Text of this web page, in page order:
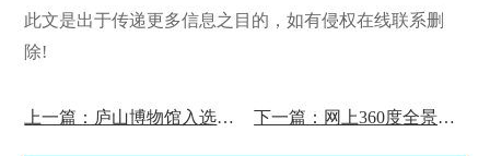
此文是出于传递更多信息之目的，如有侵权在线联系删
除!
上一篇：庐山博物馆入选全国博物馆网上展厅 下一篇：网上360度全景观展!威海市国防教育基地网上展馆已上线